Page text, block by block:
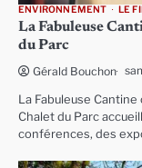
ENVIRONNEMENT LE
La Fabuleuse
du Parc
Gérald Bouchon
La Fabuleuse
Chalet du Parc
conférences, des